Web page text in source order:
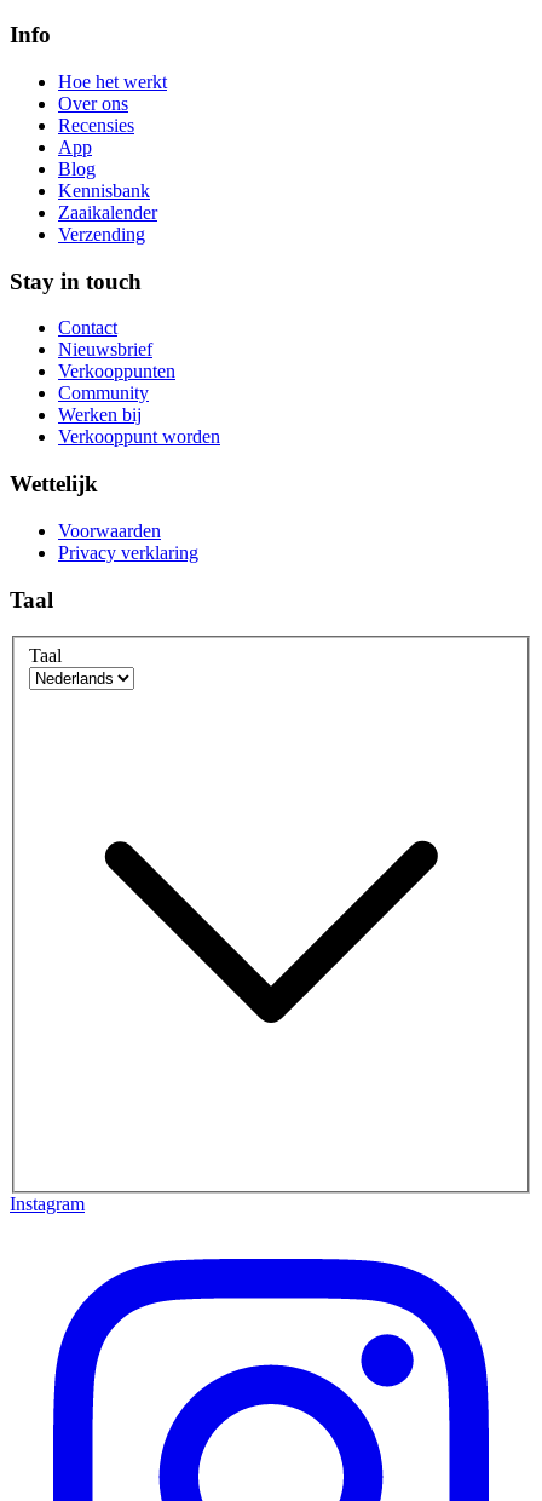
Info
Hoe het werkt
Over ons
Recensies
App
Blog
Kennisbank
Zaaikalender
Verzending
Stay in touch
Contact
Nieuwsbrief
Verkooppunten
Community
Werken bij
Verkooppunt worden
Wettelijk
Voorwaarden
Privacy verklaring
Taal
Taal
Instagram